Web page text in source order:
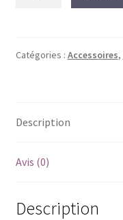
2026
Catégories : Accessoires,
Description
Avis (0)
Description